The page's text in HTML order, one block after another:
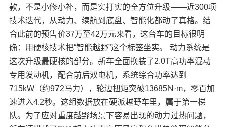
款，不是小修小补，而是实打实的全方位升级——近300项
技术迭代，从动力、续航到底盘、智能化都动了真格。结
合此前的预售价37万至42万元来看，这台车的目标很明
确：用硬核技术把“智能越野”这个标签坐实。 动力系统是
这次升级最硬核的部分。新车全面换装了2.0T高功率混动
专用发动机，配合前后双电机，系统综合功率达到
715kW（约972马力），轮边扭矩突破13685N·m，零百加
速进入4.2秒。这组数据放在硬派越野车里，属于第一梯
队。为了应对重度越野场景下容易出现的动力过热问题，